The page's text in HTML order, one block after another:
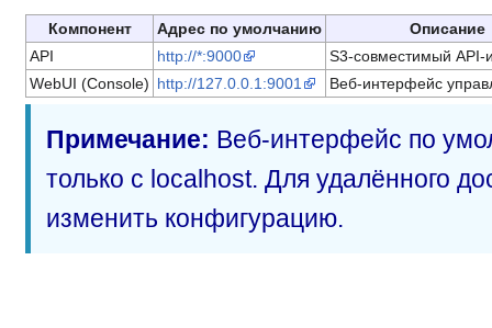
Компонент Адрес по умолчанию
Описание
API
http://*:9000
S3-совместимый API-
WebUI (Console) http://127.0.0.1:9001 Веб-интерфейс
Примечание: Веб-интерфейс по
только с localhost. Для удалённого
изменить конфигурацию.